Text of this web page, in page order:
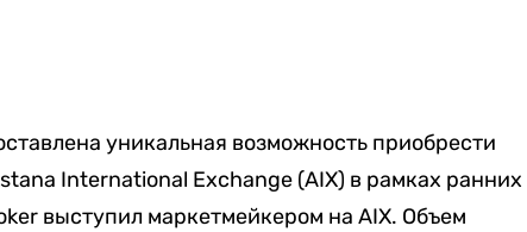
уникальная возможность приобрести
International Exchange (AIX) в рамках ранних
выступил маркетмейкером на AIX. Объем